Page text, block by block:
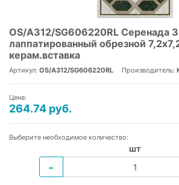
OS/A312/SG606220RL Серенада 3
лаппатированный обрезной
керам.вставка
Артикул: OS/A312/SG606220RL Производитель:
Цена:
264.74 руб.
Выберите необходимое количество:
шт
−